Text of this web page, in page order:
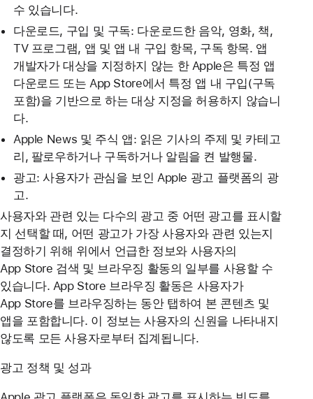
수 있습니다.
다운로드, 구입 및 구독: 다운로드한 음악, 영화, 책,
TV 프로그램, 앱 및 앱 내 구입 항목, 구독 항목. 앱
개발자가 대상을 지정하지 않는 한 Apple은 특정 앱
다운로드 또는 App Store에서 특정 앱 내 구입(구독
포함)을 기반으로 하는 대상 지정을 허용하지 않습니
다.
Apple News 및 주식 앱: 읽은 기사의 주제 및 카테고
리, 팔로우하거나 구독하거나 알림을 켠 발행물.
광고: 사용자가 관심을 보인 Apple 광고 플랫폼의 광
고.
사용자와 관련 있는 다수의 광고 중 어떤 광고를 표시할
지 선택할 때, 어떤 광고가 가장 사용자와 관련 있는지
결정하기 위해 위에서 언급한 정보와 사용자의
App Store 검색 및 브라우징 활동의 일부를 사용할 수
있습니다. App Store 브라우징 활동은 사용자가
App Store를 브라우징하는 동안 탭하여 본 콘텐츠 및
앱을 포함합니다. 이 정보는 사용자의 신원을 나타내지
않도록 모든 사용자로부터 집계됩니다.
광고 정책 및 성과